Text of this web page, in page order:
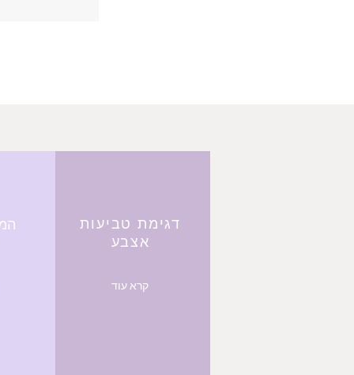
דגימת טביעות
אצבע
קרא עוד